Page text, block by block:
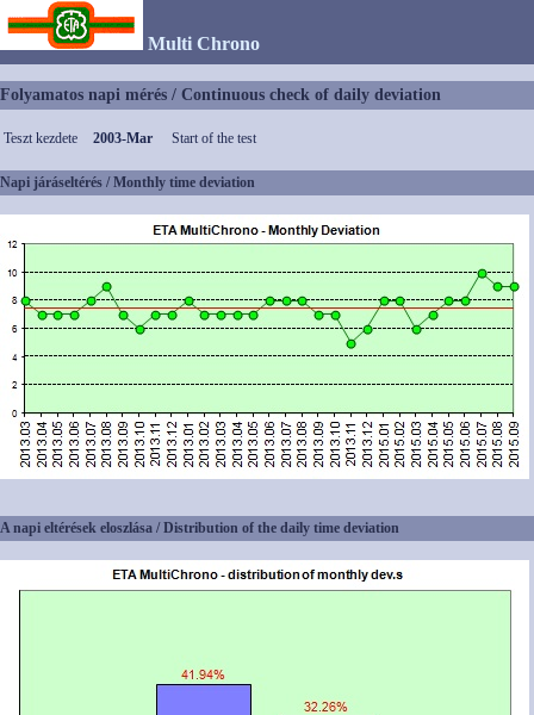
Multi Chrono
Folyamatos napi mérés / Continuous check of daily deviation
Teszt kezdete 2003-Mar Start of the test
Napi járáseltérés / Monthly time deviation
A napi eltérések eloszlása / Distribution of the daily time deviation